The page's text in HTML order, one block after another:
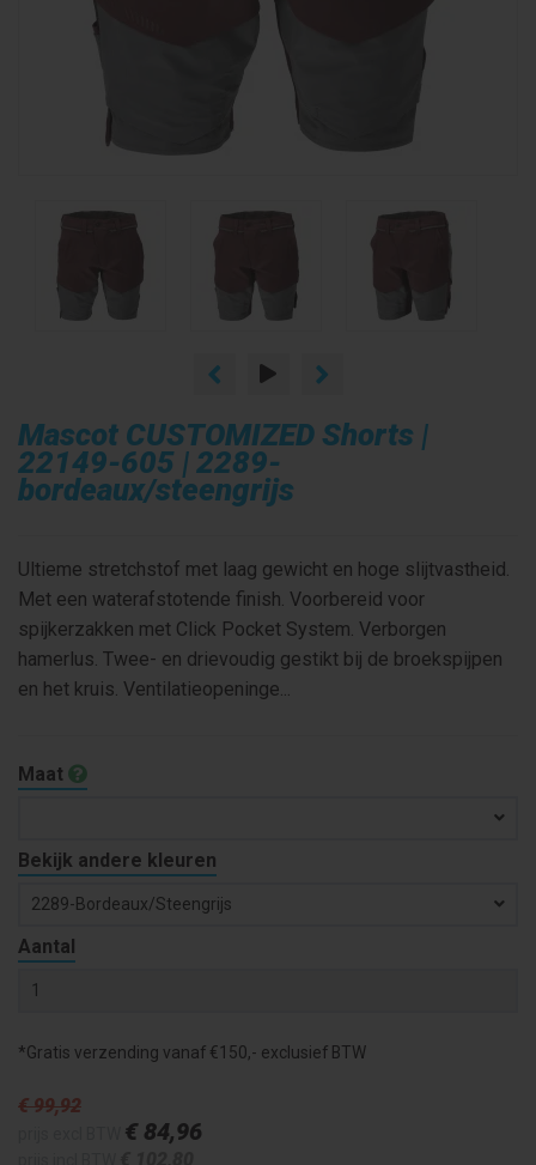
Mascot CUSTOMIZED Shorts |
22149-605 | 2289-
bordeaux/steengrijs
Ultieme stretchstof met laag gewicht en hoge slijtvastheid.
Met een waterafstotende finish. Voorbereid voor
spijkerzakken met Click Pocket System. Verborgen
hamerlus. Twee- en drievoudig gestikt bij de broekspijpen
en het kruis. Ventilatieopeninge...
Maat
Bekijk andere kleuren
2289-Bordeaux/steengrijs
Aantal
*Gratis verzending vanaf €150,- exclusief BTW
€ 99,92
€ 84,96